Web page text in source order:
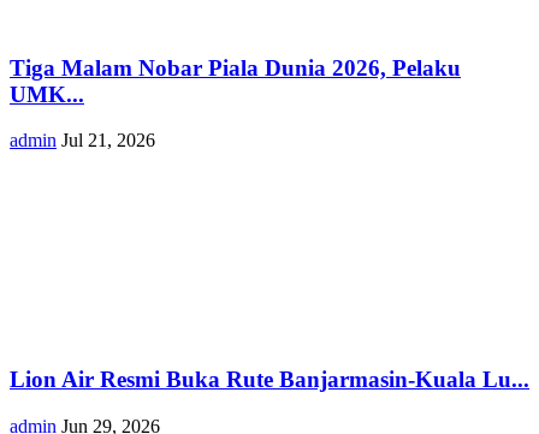
Tiga Malam Nobar Piala Dunia 2026, Pelaku
UMK...
admin Jul 21, 2026
Lion Air Resmi Buka Rute Banjarmasin-Kuala Lu...
admin Jun 29, 2026